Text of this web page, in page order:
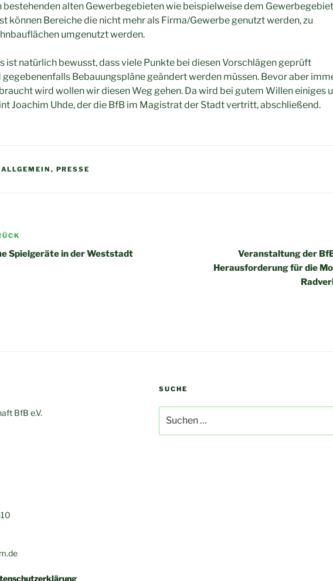
bestehenden alten Gewerbegebieten wie beispielweise dem Gewerbegebiet
können Bereiche die nicht mehr als Firma/Gewerbe genutzt werden, zu
umgenutzt werden.
ist natürlich bewusst, dass viele Punkte bei diesen Vorschlägen geprüft
gegebenenfalls Bebauungspläne geändert werden müssen. Bevor aber
wird wollen wir diesen Weg gehen. Da wird bei gutem Willen einiges
Joachim Uhde, der die BfB im Magistrat der Stadt vertritt, abschließend.
KATEGORIEN
ALLGEMEIN , PRESSE
Spielgeräte in der Weststadt
Veranstaltung der
Herausforderung für die
BfB e.V.
SUCHE
nach: